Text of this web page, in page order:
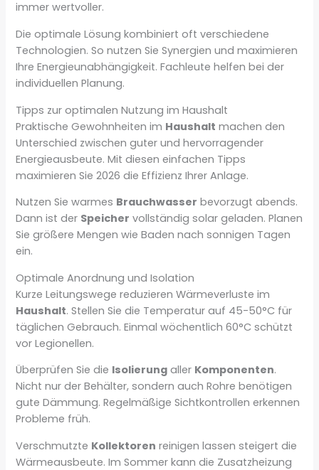
immer wertvoller.
Die optimale Lösung kombiniert oft verschiedene
Technologien. So nutzen Sie Synergien und maximieren
Ihre Energieunabhängigkeit. Fachleute helfen bei der
individuellen Planung.
Tipps zur optimalen Nutzung im Haushalt
Praktische Gewohnheiten im Haushalt machen den
Unterschied zwischen guter und hervorragender
Energieausbeute. Mit diesen einfachen Tipps
maximieren Sie 2026 die Effizienz Ihrer Anlage.
Nutzen Sie warmes Brauchwasser bevorzugt abends.
Dann ist der Speicher vollständig solar geladen. Planen
Sie größere Mengen wie Baden nach sonnigen Tagen
ein.
Optimale Anordnung und Isolation
Kurze Leitungswege reduzieren Wärmeverluste im
Haushalt. Stellen Sie die Temperatur auf 45-50°C für
täglichen Gebrauch. Einmal wöchentlich 60°C schützt
vor Legionellen.
Überprüfen Sie die Isolierung aller Komponenten.
Nicht nur der Behälter, sondern auch Rohre benötigen
gute Dämmung. Regelmäßige Sichtkontrollen erkennen
Probleme früh.
Verschmutzte Kollektoren reinigen lassen steigert die
Wärmeausbeute. Im Sommer kann die Zusatzheizung